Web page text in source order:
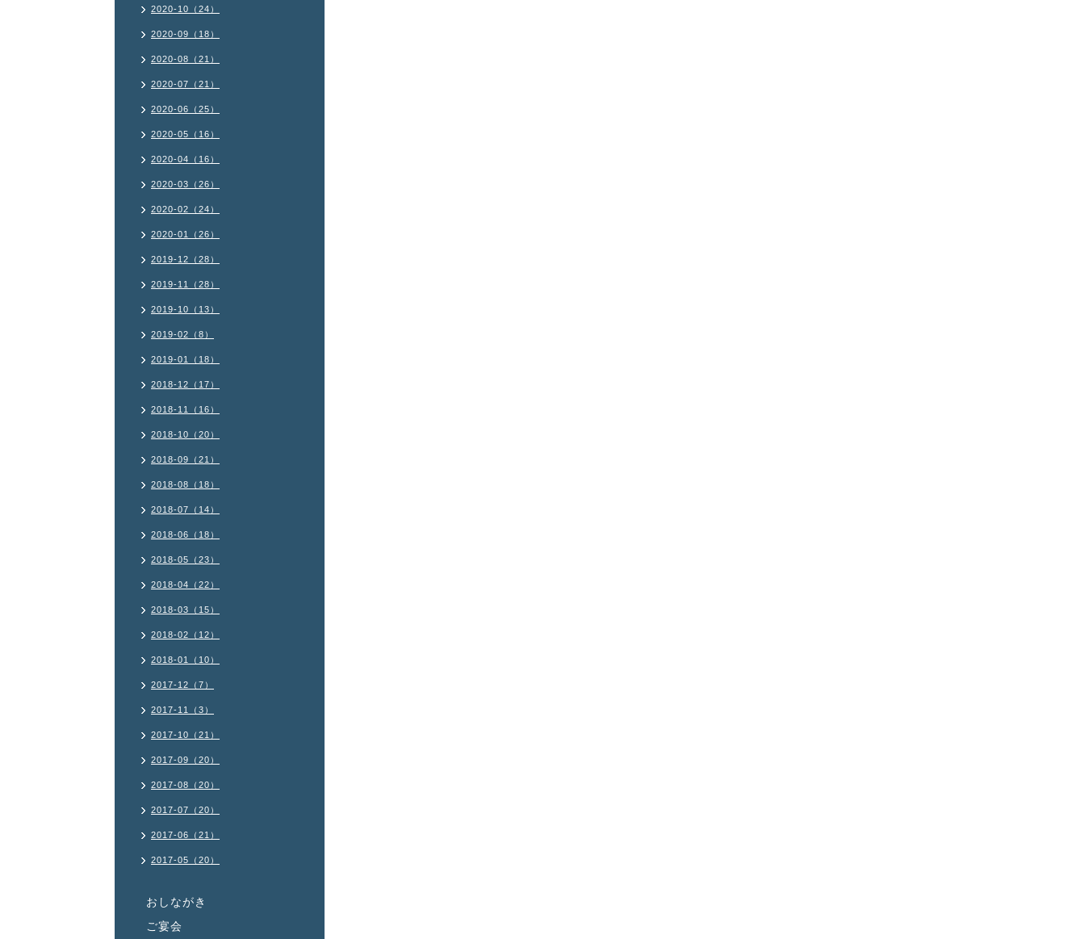
2020-10（24）
2020-09（18）
2020-08（21）
2020-07（21）
2020-06（25）
2020-05（16）
2020-04（16）
2020-03（26）
2020-02（24）
2020-01（26）
2019-12（28）
2019-11（28）
2019-10（13）
2019-02（8）
2019-01（18）
2018-12（17）
2018-11（16）
2018-10（20）
2018-09（21）
2018-08（18）
2018-07（14）
2018-06（18）
2018-05（23）
2018-04（22）
2018-03（15）
2018-02（12）
2018-01（10）
2017-12（7）
2017-11（3）
2017-10（21）
2017-09（20）
2017-08（20）
2017-07（20）
2017-06（21）
2017-05（20）
おしながき
ご宴会